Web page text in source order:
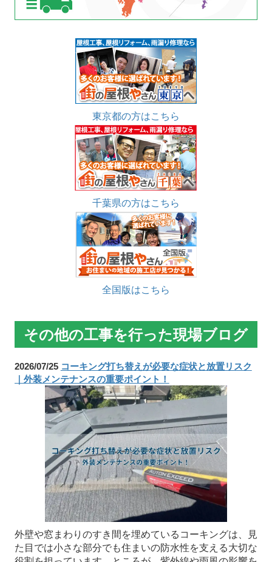
東京都の方はこちら
千葉県の方はこちら
全国版はこちら
その他の工事を行った現場ブログ
2026/07/25 コーキング打ち替えが必要な症状と放置リスク
｜外装メンテナンスの重要ポイント！
外壁や窓まわりのすき間を埋めているコーキングは、見
た目では小さな部分でも住まいの防水性を支える大切な